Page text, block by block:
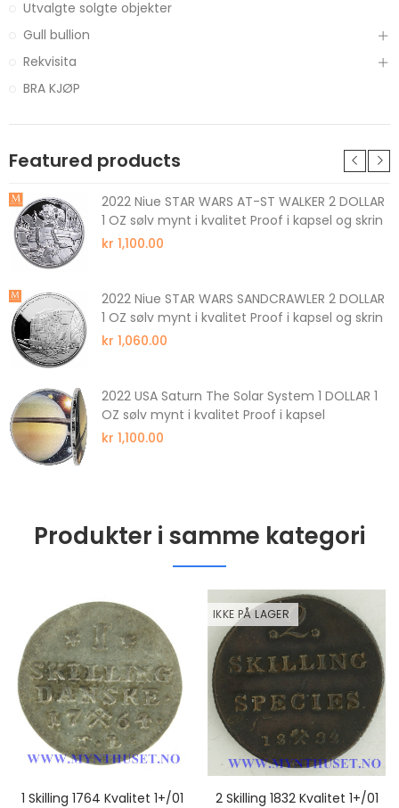
Utvalgte solgte objekter
Gull bullion
Rekvisita
BRA KJØP
Featured products
2022 Niue STAR WARS AT-ST WALKER 2 DOLLAR
1 OZ sølv mynt i kvalitet Proof i kapsel og skrin
kr 1,100.00
2022 Niue STAR WARS SANDCRAWLER 2 DOLLAR
1 OZ sølv mynt i kvalitet Proof i kapsel og skrin
kr 1,060.00
2022 USA Saturn The Solar System 1 DOLLAR 1
OZ sølv mynt i kvalitet Proof i kapsel
kr 1,100.00
Produkter i samme kategori
1 Skilling 1764 Kvalitet 1+/01
IKKE PÅ LAGER
2 Skilling 1832 Kvalitet 1+/01